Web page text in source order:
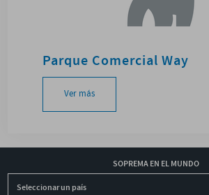
Parque Comercial Way
Ver más
SOPREMA EN EL MUNDO
Seleccionar un país